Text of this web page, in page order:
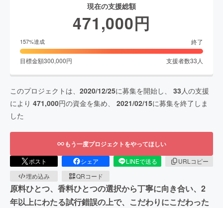
現在の支援総額
471,000円
157%達成 終了
目標金額300,000円 支援者数33 人
このプロジェクトは、 2020/12/25に募集を開始し、 33 人の支援
により 471,000円の資金を集め、 2021/02/15に募集を終了しま
した
もう一度プロジェクトをやってほしい
ポスト シェア LINEで送る
URLコピー
埋め込み
QRコード
原料ひとつ、香料ひとつの選択から丁寧に向き合い、2
年以上にわたる試行錯誤の上で、こだわりにこだわった